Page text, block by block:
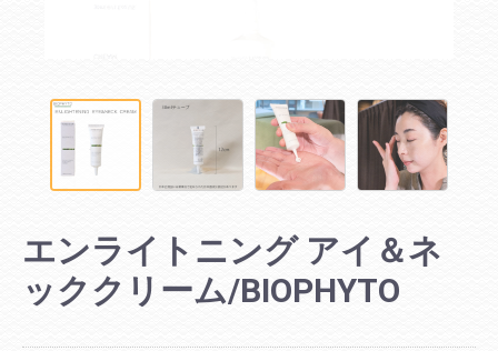
エンライトニング アイ＆ネ
ッククリーム/BIOPHYTO